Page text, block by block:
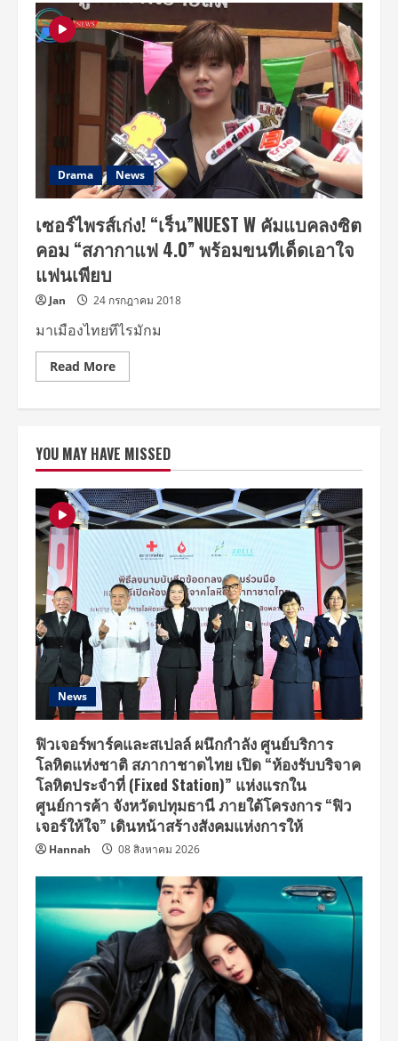
NU’EST
W
สวม
บท
บา
ริ
สต้า
ป่วน
“เชอ
รีน”
ใน
“สภา
กาแฟ4.0”
Drama News
เซอร์ไพรส์เก่ง! “เร็น”NUEST W คัมแบคลงซิต
คอม “สภากาแฟ 4.0” พร้อมขนทีเด็ดเอาใจ
แฟนเพียบ
Jan 24 กรกฎาคม 2018
มาเมืองไทยทีไรมักม
Read MoreRead
more
คัม
แบค
ลง
ซิต
คอม
“สภา
กาแฟ
4.0”
พร้อม
ขน
ทีเด็ด
เอาใจ
แฟน
เพียบ
YOU MAY HAVE MISSED
News
ฟิวเจอร์พาร์คและสเปลล์ ผนึกกำลัง ศูนย์บริการ
โลหิตแห่งชาติ สภากาชาดไทย เปิด “ห้องรับบริจาค
โลหิตประจำที่ (Fixed Station)” แห่งแรกใน
ศูนย์การค้า จังหวัดปทุมธานี ภายใต้โครงการ “ฟิว
เจอร์ให้ใจ” เดินหน้าสร้างสังคมแห่งการให้
Hannah 08 สิงหาคม 2026